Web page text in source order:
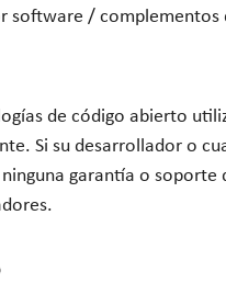
software /
de código abierto
Si su desarrollador o
garantía o soporte